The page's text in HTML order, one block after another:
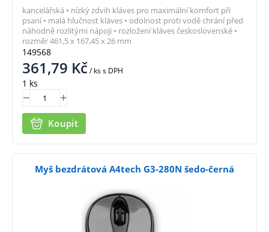
149568
361,79 Kč/ kss DPH
1 ks
Koupit
kancelářská • nízký zdvih kláves pro maximální komfort při
psaní • malá hlučnost kláves • odolnost proti vodě chrání před
náhodně rozlitými nápoji • rozložení kláves československé •
rozměr 461,5 x 167,45 x 26 mm
Myš bezdrátová A4tech G3-280N šedo-černá